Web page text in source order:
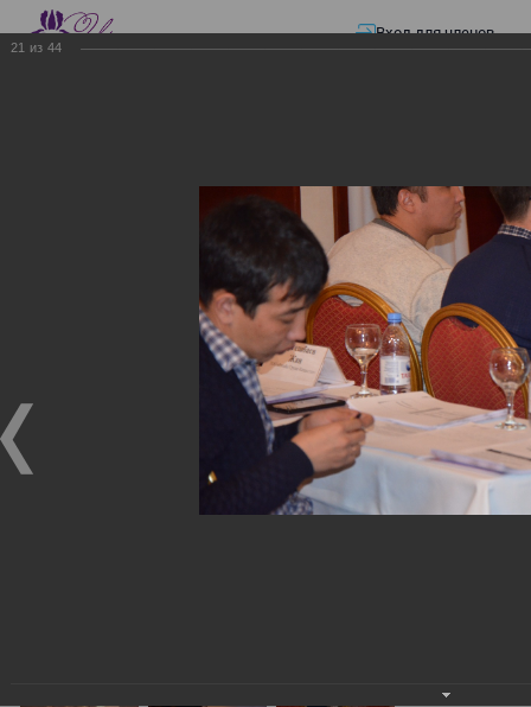
Вход для членов
ЭЛЕКТРОННЫЕ СЧЕТА-ФАКТУРЫ.
ЭЛЕКТРОННЫЕ СЧЕТА-
ФАКТУРЫ. ВИРТУАЛЬНЫЙ
ЭЛЕКТРОННЫЕ СЧЕТА-ФАКТУРЫ. ВИРТУАЛЬНЫЙ
СКЛАД.
Семинар с КГД и разработчиками
21 из 44